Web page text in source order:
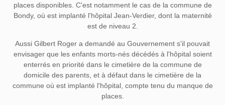
places disponibles. C'est notamment le cas de la commune de
Bondy, où est implanté l'hôpital Jean-Verdier, dont la maternité
est de niveau 2.
Aussi Gilbert Roger a demandé au Gouvernement s'il pouvait
envisager que les enfants morts-nés décédés à l'hôpital soient
enterrés en priorité dans le cimetière de la commune de
domicile des parents, et à défaut dans le cimetière de la
commune où est implanté l'hôpital, compte tenu du manque de
places.